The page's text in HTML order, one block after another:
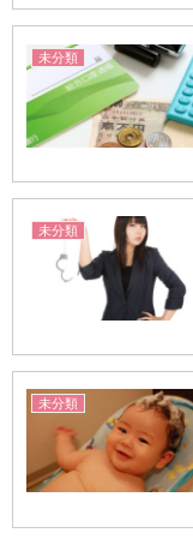
未分類
未分類
未分類